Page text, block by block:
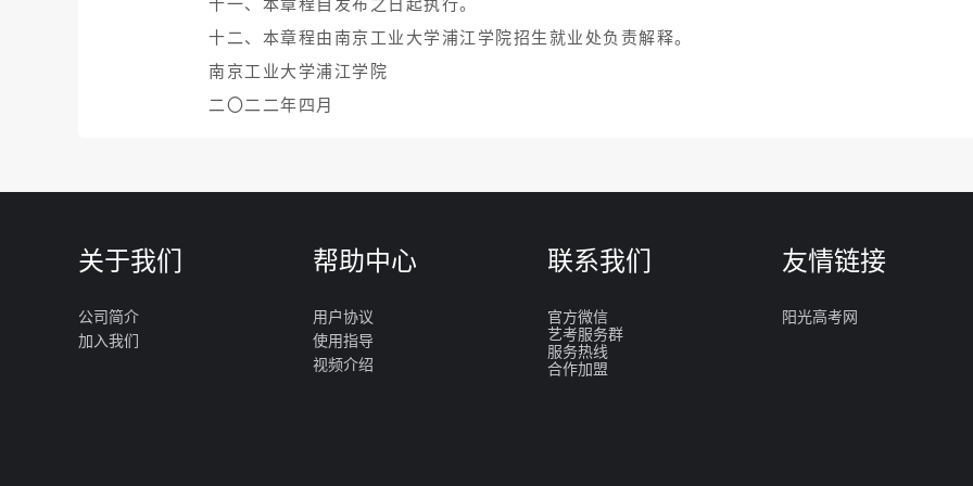
十二、本章程由南京工业大学浦江学院招生就业处负责解释。
南京工业大学浦江学院
二〇二二年四月
关于我们
公司简介
加入我们
帮助中心
用户协议
使用指导
视频介绍
联系我们
官方微信
艺考服务群
服务热线
合作加盟
友情链接
阳光高考网